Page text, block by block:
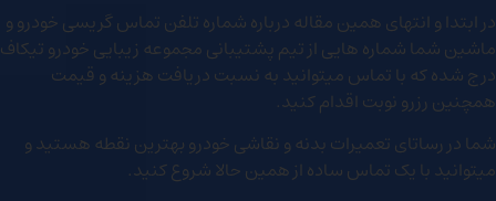
در ابتدا و انتهای همین مقاله درباره شماره تلفن تماس گریسی خودرو و
ماشین شما شماره هایی از تیم پشتیبانی مجموعه زیبایی خودرو تیکاف
درج شده که با تماس میتوانید به نسبت دریافت هزینه و قیمت
همچنین رزرو نوبت اقدام کنید.
شما در رساتای تعمیرات بدنه و نقاشی خودرو بهترین نقطه هستید و
میتوانید با یک تماس ساده از همین حالا شروع کنید.